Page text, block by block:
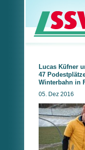
Lucas Küfner
47
Winterbahn in
05. Dez 2016